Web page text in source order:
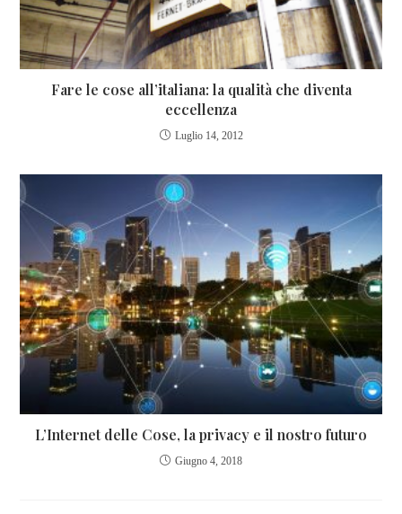
Fare le cose all’italiana: la qualità che diventa
eccellenza
Luglio 14, 2012
L’Internet delle Cose, la privacy e il nostro futuro
Giugno 4, 2018